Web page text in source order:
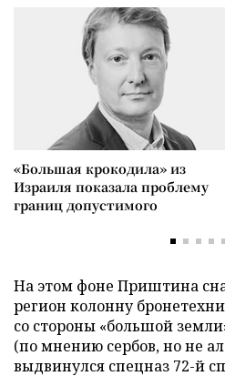
«Большая крокодила» из
Израиля показала проблему
границ допустимого
На этом фоне Приштина
регион колонну
со стороны «большой
(по мнению сербов, но не
выдвинулся спецназ 72-й